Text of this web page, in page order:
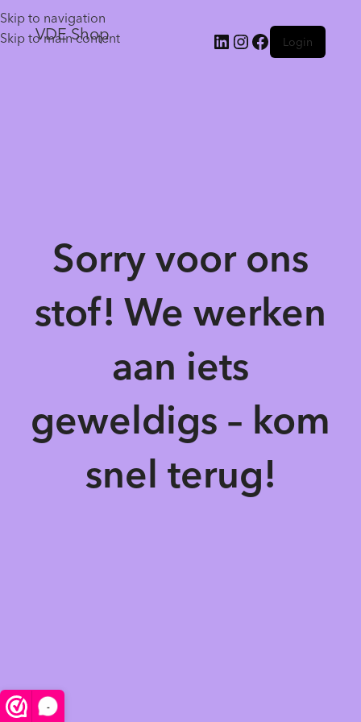
-
Skip to navigation
Skip to main content
VDE Shop Login
Sorry voor ons
stof! We werken
aan iets
geweldigs – kom
snel terug!